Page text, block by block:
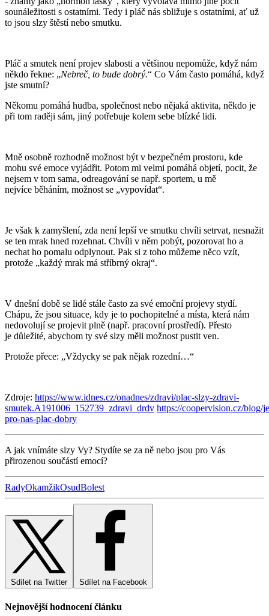
sounáležitosti s ostatními. Tedy i pláč nás sbližuje s ostatními, ať už
to jsou slzy štěstí nebo smutku.
Pláč a smutek není projev slabosti a většinou nepomůže, když nám
někdo řekne: „Nebreč, to bude dobrý.“ Co Vám často pomáhá, když
jste smutní?
Někomu pomáhá hudba, společnost nebo nějaká aktivita, někdo je
při tom raději sám, jiný potřebuje kolem sebe blízké lidi.
Mně osobně rozhodně možnost být v bezpečném prostoru, kde
mohu své emoce vyjádřit. Potom mi velmi pomáhá objetí, pocit, že
nejsem v tom sama, odreagování se např. sportem, u mě
nejvíce běháním, možnost se „vypovídat“.
Je však k zamyšlení, zda není lepší ve smutku chvíli setrvat, nesnažit
se ten mrak hned rozehnat. Chvíli v něm pobýt, pozorovat ho a
nechat ho pomalu odplynout. Pak si z toho můžeme něco vzít,
protože „každý mrak má stříbrný okraj“.
V dnešní době se lidé stále často za své emoční projevy stydí.
Chápu, že jsou situace, kdy je to pochopitelné a místa, která nám
nedovolují se projevit plně (např. pracovní prostředí). Přesto
je důležité, abychom ty své slzy měli možnost pustit ven.
Protože přece: „Vždycky se pak nějak rozední…“
Zdroje: https://www.idnes.cz/onadnes/zdravi/plac-slzy-zdravi-
smutek.A191006_152739_zdravi_drdv https://coopervision.cz/blog/
pro-nas-plac-dobry
A jak vnímáte slzy Vy? Stydíte se za ně nebo jsou pro Vás
přirozenou součástí emocí?
RadyOkamžikOsudBolest
Sdílet na Twitter Sdílet na Facebook
Nejnovější hodnocení článku